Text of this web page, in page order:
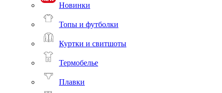
Новинки
Топы и футболки
Куртки и свитшоты
Термобелье
Плавки